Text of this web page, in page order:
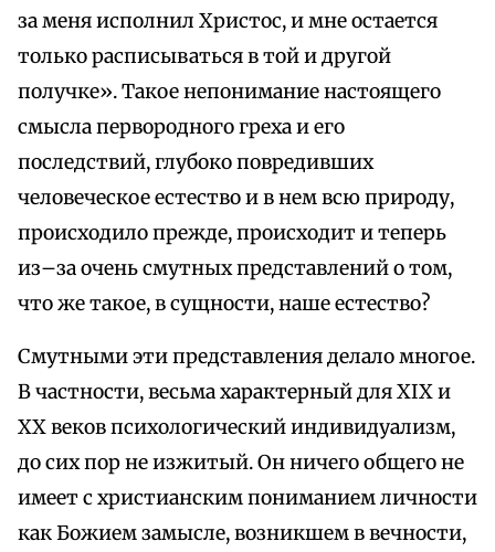
за меня исполнил Христос, и мне остается
только расписываться в той и другой
получке». Такое непонимание настоящего
смысла первородного греха и его
последствий, глубоко повредивших
человеческое естество и в нем всю природу,
происходило прежде, происходит и теперь
из–за очень смутных представлений о том,
что же такое, в сущности, наше естество?
Смутными эти представления делало многое.
В частности, весьма характерный для XIX и
XX веков психологический индивидуализм,
до сих пор не изжитый. Он ничего общего не
имеет с христианским пониманием личности
как Божием замысле, возникшем в вечности,